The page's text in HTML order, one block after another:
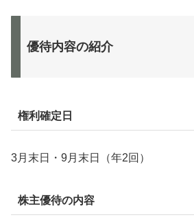
優待内容の紹介
権利確定日
3月末日・9月末日（年2回）
株主優待の内容